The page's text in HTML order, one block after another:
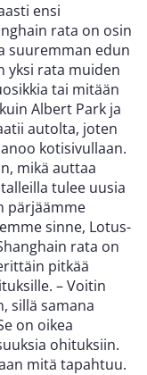
ensi
rata on osin
suuremman edun
yksi rata muiden
tai mitään
Albert Park ja
autolta, joten
kotisivullaan.
mikä auttaa
tulee uusia
pärjäämme
sinne, Lotus-
rata on
pitkää
– Voitin
sillä samana
on oikea
ohituksiin.
mitä tapahtuu.